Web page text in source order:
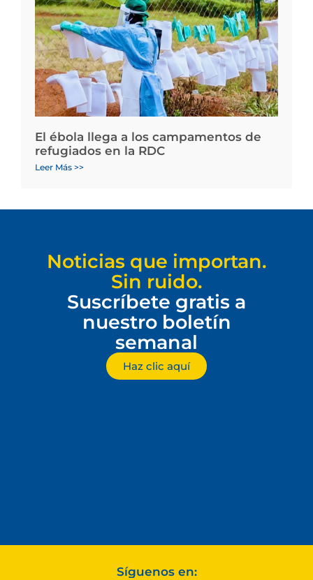
El ébola llega a los campamentos de
refugiados en la RDC
Leer Más >>
Noticias que importan.
Sin ruido.
Suscríbete gratis a
nuestro boletín
semanal
Haz clic aquí
Síguenos en: